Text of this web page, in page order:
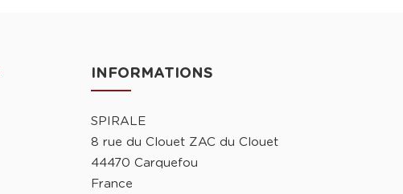
INFORMATIONS
SPIRALE
8 rue du Clouet ZAC du Clouet
44470 Carquefou
France